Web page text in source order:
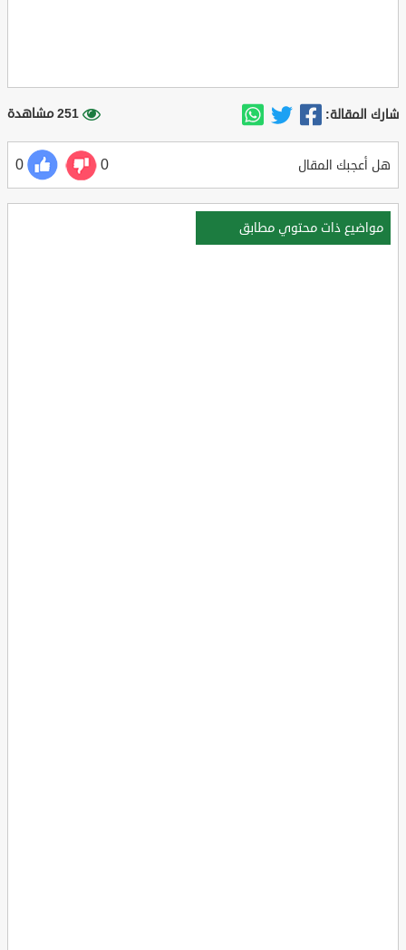
شارك المقالة: 251 مشاهدة
هل أعجبك المقال 0
0
مواضيع ذات محتوي مطابق